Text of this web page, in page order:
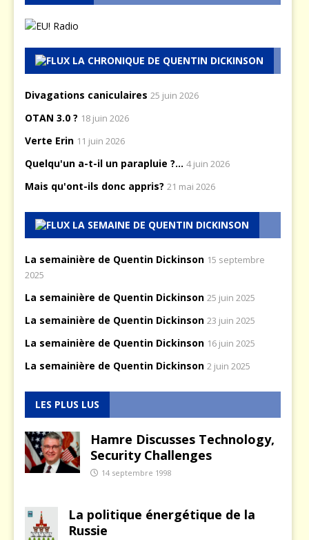
LA CHRONIQUE DE QUENTIN DICKINSON
Divagations caniculaires 25 juin 2026
OTAN 3.0 ? 18 juin 2026
Verte Erin 11 juin 2026
Quelqu'un a-t-il un parapluie ?... 4 juin 2026
Mais qu'ont-ils donc appris? 21 mai 2026
LA SEMAINE DE QUENTIN DICKINSON
La semainière de Quentin Dickinson 15 septembre
2025
La semainière de Quentin Dickinson 25 juin 2025
La semainière de Quentin Dickinson 23 juin 2025
La semainière de Quentin Dickinson 16 juin 2025
La semainière de Quentin Dickinson 2 juin 2025
LES PLUS LUS
Hamre Discusses Technology,
Security Challenges
14 septembre 1998
La politique énergétique de la
Russie